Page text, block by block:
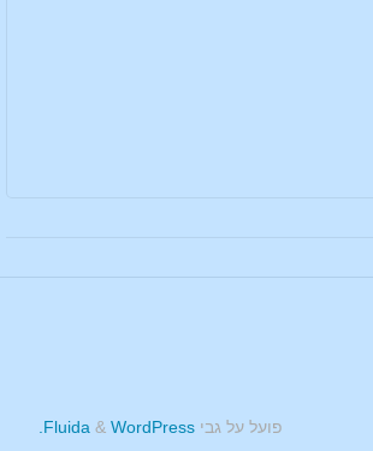
פועל על גבי & WordPress.